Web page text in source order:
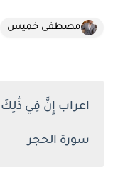
مصطفى خميس
سورة الحجر